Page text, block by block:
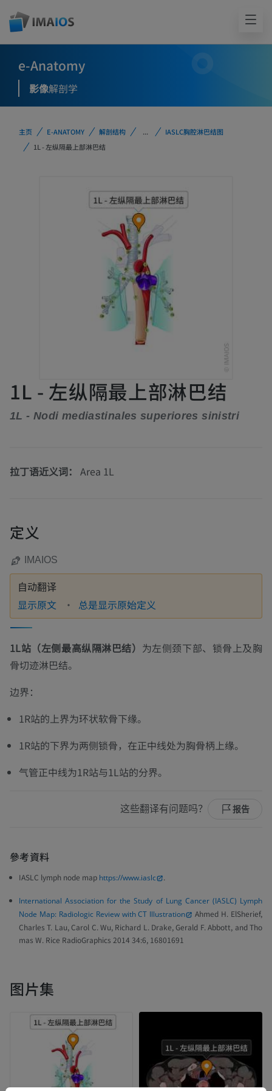
e-Anatomy
影像解剖学
主页 E-ANATOMY 解剖结构 ...
IASLC胸腔淋巴结图
1L - 左纵隔最上部淋巴结
1L - 左纵隔最上部淋巴结
1L - Nodi mediastinales superiores sinistri
拉丁语近义词： Area 1L
定义
IMAIOS
自动翻译
显示原文 总是显示原始定义
1L站（左侧最高纵隔淋巴结） 为左侧颈下部、锁骨上及胸
骨切迹淋巴结。
边界：
1R站的上界为环状软骨下缘。
1R站的下界为两侧锁骨，在正中线处为胸骨柄上缘。
气管正中线为1R站与1L站的分界。
这些翻译有问题吗？ 报告
參考資料
IASLC lymph node map https://www.iaslc .
International Association for the Study of Lung Cancer (IASLC) Lymph
Node Map: Radiologic Review with CT Illustration
Ahmed H. ElSherief,
Charles T. Lau, Carol C. Wu, Richard L. Drake, Gerald F. Abbott, and Tho
mas W. Rice RadioGraphics 2014 34:6, 16801691
图片集